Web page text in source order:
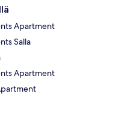
Apartment
Salla
Apartment